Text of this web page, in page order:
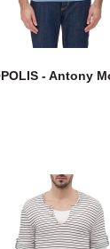
- Antony